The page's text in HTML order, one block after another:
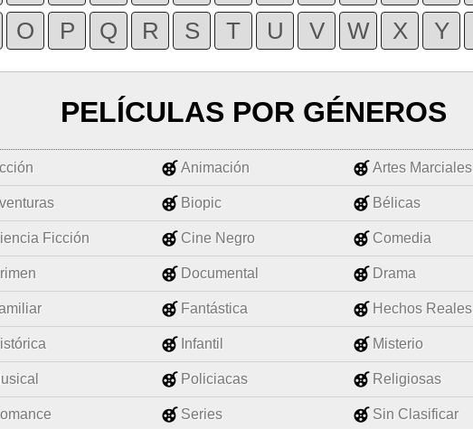
O P Q R S T U V W X Y
PELÍCULAS POR GÉNEROS
Animación Artes Marciales
Biopic Bélicas
Ficción Cine Negro Comedia
Documental Drama
Fantástica Hechos Reales
Infantil Misterio
Policiacas Religiosas
Series Sin Clasificar